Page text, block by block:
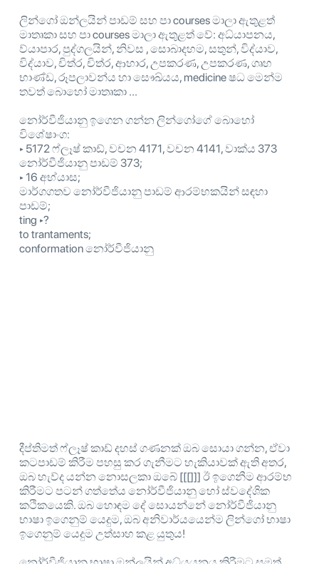
ලින්ගෝ ඔන්ලයින් පාඩම් සහ පා courses මාලා ඇතුළත්
මාතෘකා සහ පා courses මාලා ඇතුළත් වේ: අධ්යාපනය,
ව්යාපාර, පුද්ගලයින්, නිවස , සොබාදහම, සතුන්, විද්යාව,
විද්යාව, චිත්ර, චිත්ර, ආහාර, උපකරණ, උපකරණ, ගෘහ
භාණ්ඩ, රූපලාවන්ය හා සෞඛ්යය, medicine ෂධ මෙන්ම
තවත් බොහෝ මාතෘකා ...
නෝර්වීජියානු ඉගෙන ගන්න ලින්ගෝගේ බොහෝ
විශේෂාංග:
‣ 5172 ෆ්ලෑෂ් කාඩ්, වචන 4171, වචන 4141, වාක්ය 373
නෝර්වීජියානු පාඩම් 373;
‣ 16 අභ්යාස;
මාර්ගගතව නෝර්වීජියානු පාඩම් ආරම්භකයින් සඳහා
පාඩම්;
ting ‣?
to trantaments;
conformation නෝර්වීජියානු
දීප්තිමත් ෆ්ලෑෂ් කාඩ් දහස් ගණනක් ඔබ සොයා ගන්න, ඒවා
කටපාඩම් කිරීම පහසු කර ගැනීමට හැකියාවක් ඇති අතර,
ඔබ හැව්ද යන්න නොසලකා ඔබේ [[[]]] ඊ ඉගෙනීම ආරම්භ
කිරීමට පටන් ගත්තේය නෝර්වීජියානු හෝ ස්වදේශික
කථිකයෙකි. ඔබ හොඳම දේ සොයන්නේ නෝර්වීජියානු
භාෂා ඉගෙනුම් යෙදුම, ඔබ අනිවාර්යයෙන්ම ලින්ගෝ භාෂා
ඉගෙනුම් යෙදුම උත්සාහ කළ යුතුය!